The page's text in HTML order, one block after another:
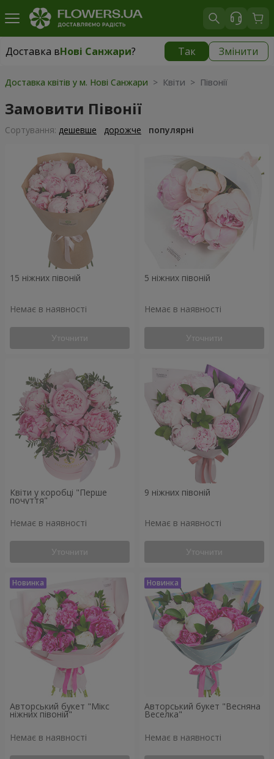
Доставка вНові Санжари? Так Змінити
Доставка вНові Санжари|537 грн
Доставка квітів у м. Нові Санжари > Квіти > Півонії
Замовити Півонії
Сортування: дешевше дорожче популярні
15 ніжних півоній
Немає в наявності
Уточнити
5 ніжних півоній
Немає в наявності
Уточнити
Квіти у коробці "Перше
почуття"
Немає в наявності
Уточнити
9 ніжних півоній
Немає в наявності
Уточнити
Авторський букет "Мікс
ніжних півоній"
Немає в наявності
Авторський букет "Весняна
Веселка"
Немає в наявності